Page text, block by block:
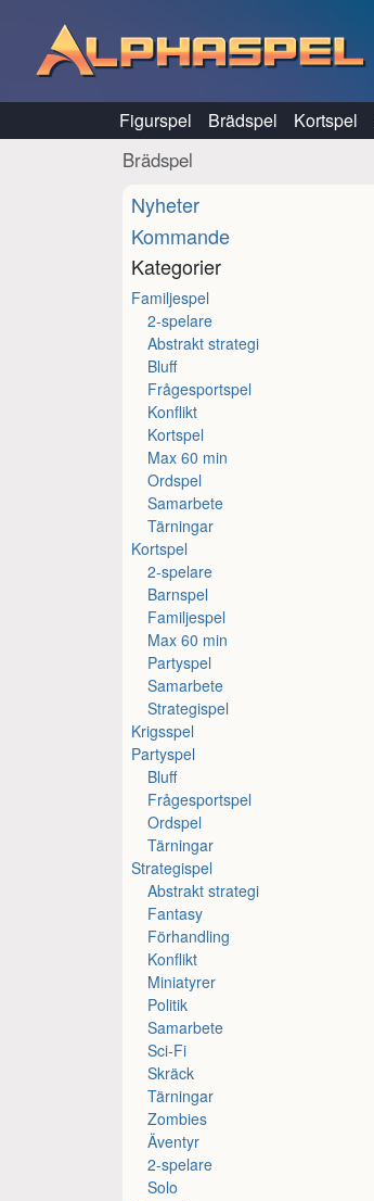
Figurspel Brädspel Kortspel
Brädspel
Nyheter
Kommande
Kategorier
Familjespel
2-spelare
Abstrakt strategi
Bluff
Frågesportspel
Konflikt
Kortspel
Max 60 min
Ordspel
Samarbete
Tärningar
Kortspel
2-spelare
Barnspel
Familjespel
Max 60 min
Partyspel
Samarbete
Strategispel
Krigsspel
Partyspel
Bluff
Frågesportspel
Ordspel
Tärningar
Strategispel
Abstrakt strategi
Fantasy
Förhandling
Konflikt
Miniatyrer
Politik
Samarbete
Sci-Fi
Skräck
Tärningar
Zombies
Äventyr
2-spelare
Solo